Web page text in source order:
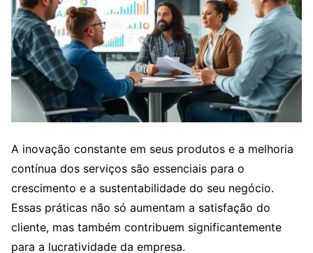
A inovação constante em seus produtos e a melhoria
contínua dos serviços são essenciais para o
crescimento e a sustentabilidade do seu negócio.
Essas práticas não só aumentam a satisfação do
cliente, mas também contribuem significantemente
para a lucratividade da empresa.